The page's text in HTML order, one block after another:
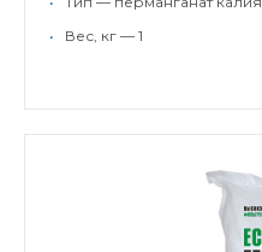
•
Вес, кг — 1